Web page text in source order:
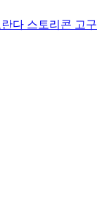
다 스토리콘 고구